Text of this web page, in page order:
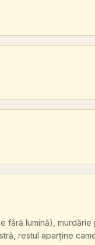
fără lumină), murdărie
restul aparține